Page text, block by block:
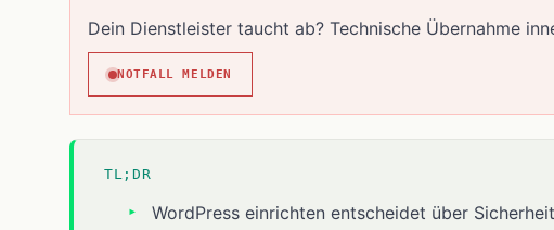
Dein Dienstleister taucht ab? Technische Übernahme
NOTFALL MELDEN
TL;DR
WordPress einrichten entscheidet über